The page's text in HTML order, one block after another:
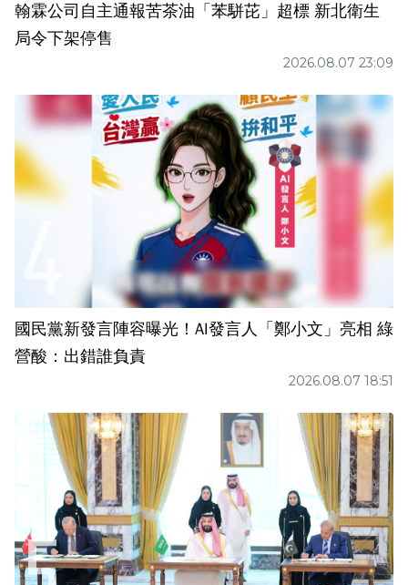
翰霖公司自主通報苦茶油「苯駢芘」超標 新北衛生
局令下架停售
2026.08.07 23:09
國民黨新發言陣容曝光！AI發言人「鄭小文」亮相 綠
營酸：出錯誰負責
2026.08.07 18:51